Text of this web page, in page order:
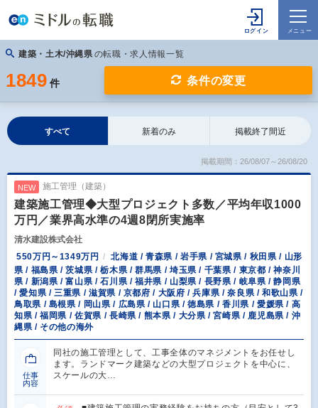
建築・土木/沖縄県 の転職・求人情報一覧
1849 件 条件の変更
すべて 新着のみ 掲載終了間近
掲載期間：26/08/07～26/08/20
NEW 施工管理（建築）
建築施工管理◆大型プロジェクト多数／平均年収1000
万円／業界高水準の4週8閉所実施率
清水建設株式会社
550万円～1349万円
北海道 / 青森県 / 岩手県 / 宮城県 / 秋田県 / 山形
県 / 福島県 / 茨城県 / 栃木県 / 群馬県 / 埼玉県 / 千葉県 / 東京都 / 神奈川
県 / 新潟県 / 富山県 / 石川県 / 福井県 / 山梨県 / 長野県 / 岐阜県 / 静岡県
/ 愛知県 / 三重県 / 滋賀県 / 京都府 / 大阪府 / 兵庫県 / 奈良県 / 和歌山県 /
鳥取県 / 島根県 / 岡山県 / 広島県 / 山口県 / 徳島県 / 香川県 / 愛媛県 / 高
知県 / 福岡県 / 佐賀県 / 長崎県 / 熊本県 / 大分県 / 宮崎県 / 鹿児島県 / 沖
縄県 / その他の海外
仕事
内容
同社の施工管理として、工事全体のマネジメントをお任せし
ます。ランドマーク建築などの大型プロジェクトを中心に、
スケールの大…